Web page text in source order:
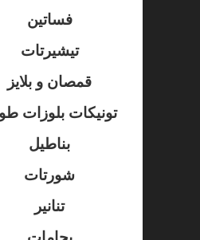
فساتين
تيشيرتات
قمصان و بلايز
تونيكات بلوزات
بناطيل
شورتات
تنانير